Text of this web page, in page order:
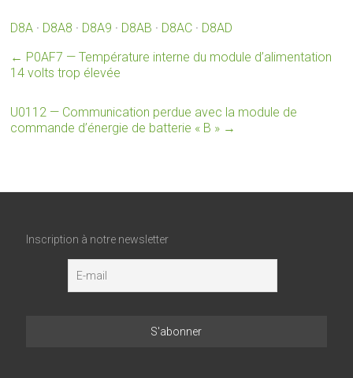
D8A · D8A8 · D8A9 · D8AB · D8AC · D8AD
← P0AF7 — Température interne du module d’alimentation
14 volts trop élevée
U0112 — Communication perdue avec la module de
commande d’énergie de batterie « B » →
Inscription à notre newsletter